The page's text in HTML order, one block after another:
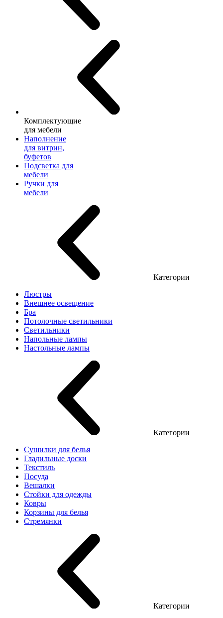
Комплектующие
для мебели
Наполнение
для витрин,
буфетов
Подсветка для
мебели
Ручки для
мебели
Категории
Люстры
Внешнее освещение
Бра
Потолочные светильники
Светильники
Напольные лампы
Настольные лампы
Категории
Сушилки для белья
Гладильные доски
Текстиль
Посуда
Вешалки
Стойки для одежды
Ковры
Корзины для белья
Стремянки
Категории